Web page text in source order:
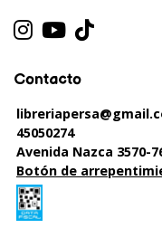
Contacto
45050274
Avenida Nazca 3570-
Botón de